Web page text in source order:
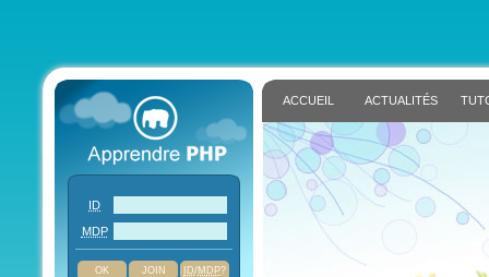
ACCUEIL ACTUALITÉS
ID
MDP
JOIN ID/MDP?